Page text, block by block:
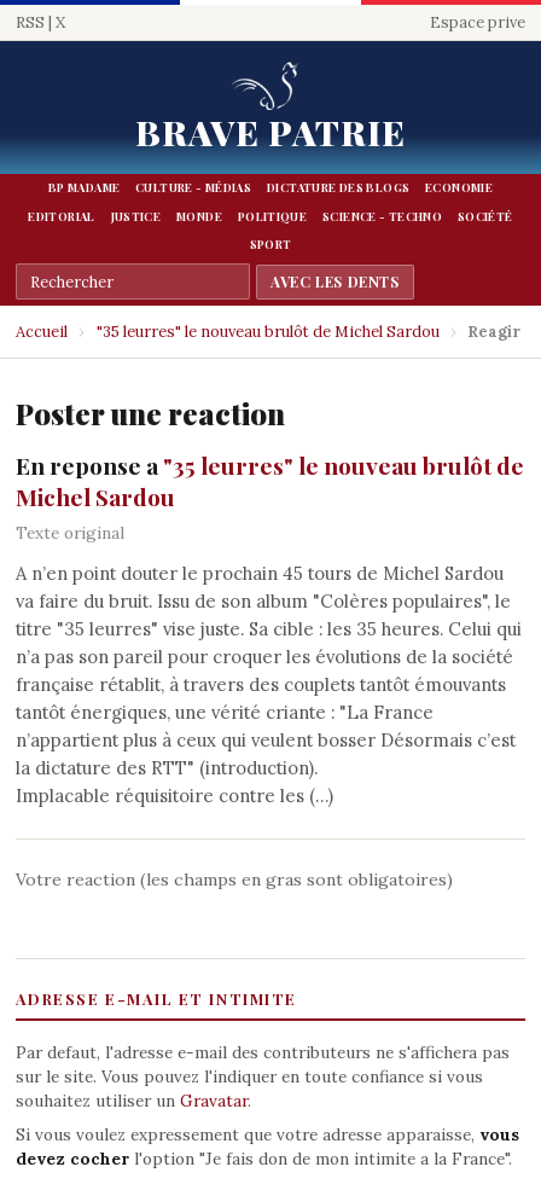
RSS | X Espace prive
BRAVE PATRIE
BP MADAME CULTURE - MÉDIAS DICTATURE DES BLOGS
ECONOMIE
EDITORIAL
JUSTICE MONDE POLITIQUE SCIENCE - TECHNO
SOCIÉTÉ
SPORT
Accueil › "35 leurres" le nouveau brulôt de Michel Sardou › Reagir
Poster une reaction
En reponse a "35 leurres" le nouveau brulôt de
Michel Sardou
Texte original
A n’en point douter le prochain 45 tours de Michel Sardou
va faire du bruit. Issu de son album "Colères populaires", le
titre "35 leurres" vise juste. Sa cible : les 35 heures. Celui qui
n’a pas son pareil pour croquer les évolutions de la société
française rétablit, à travers des couplets tantôt émouvants
tantôt énergiques, une vérité criante : "La France
n’appartient plus à ceux qui veulent bosser Désormais c’est
la dictature des RTT" (introduction).
Implacable réquisitoire contre les (…)
Votre reaction (les champs en gras sont obligatoires)
ADRESSE E-MAIL ET INTIMITE
Par defaut, l'adresse e-mail des contributeurs ne s'affichera pas
sur le site. Vous pouvez l'indiquer en toute confiance si vous
souhaitez utiliser un Gravatar.
Si vous voulez expressement que votre adresse apparaisse, vous
devez cocherl'option "Je fais don de mon intimite a la France".